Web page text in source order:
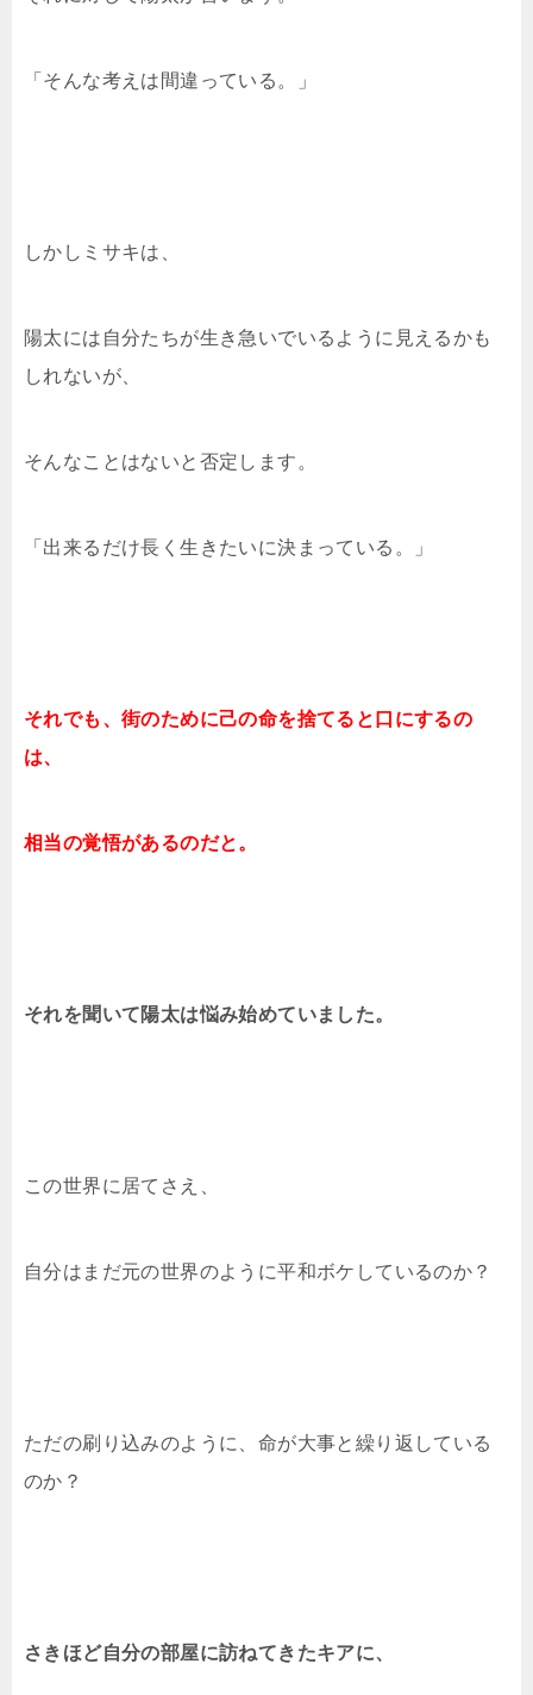
「そんな考えは間違っている。」
しかしミサキは、
陽太には自分たちが生き急いでいるように見えるかも
しれないが、
そんなことはないと否定します。
「出来るだけ長く生きたいに決まっている。」
それでも、街のために己の命を捨てると口にするの
は、
相当の覚悟があるのだと。
それを聞いて陽太は悩み始めていました。
この世界に居てさえ、
自分はまだ元の世界のように平和ボケしているのか？
ただの刷り込みのように、命が大事と繰り返している
のか？
さきほど自分の部屋に訪ねてきたキアに、